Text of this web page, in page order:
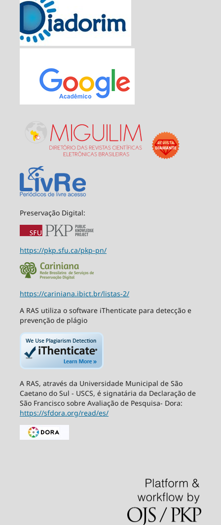
Preservação Digital:
https://pkp.sfu.ca/pkp-pn/
https://cariniana.ibict.br/listas-2/
A RAS utiliza o software iThenticate para detecção e
prevenção de plágio
A RAS, através da Universidade Municipal de São
Caetano do Sul - USCS, é signatária da Declaração de
São Francisco sobre Avaliação de Pesquisa- Dora:
https://sfdora.org/read/es/